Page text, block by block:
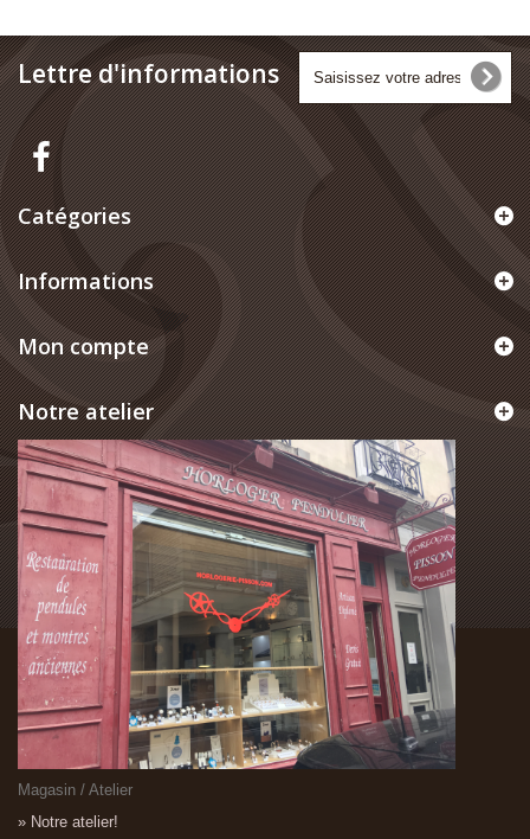
Lettre d'informations
Catégories
Informations
Mon compte
Notre atelier
Magasin / Atelier
» Notre atelier!